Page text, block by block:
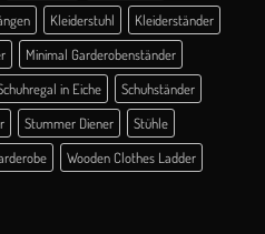
Kleiderstuhl
Kleiderständer
Minimal Garderobenständer
in Eiche
Schuhständer
Stummer Diener
Stühle
Wooden Clothes Ladder